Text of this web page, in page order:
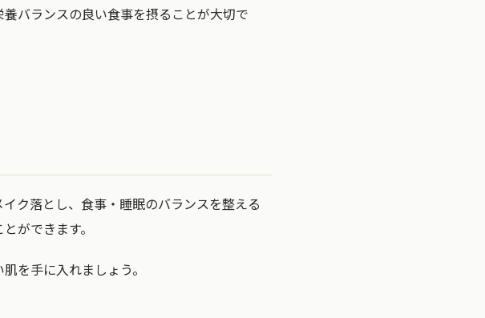
バランスの良い食事を摂ることが大切で
ク落とし、食事・睡眠のバランスを整える
ができます。
を手に入れましょう。